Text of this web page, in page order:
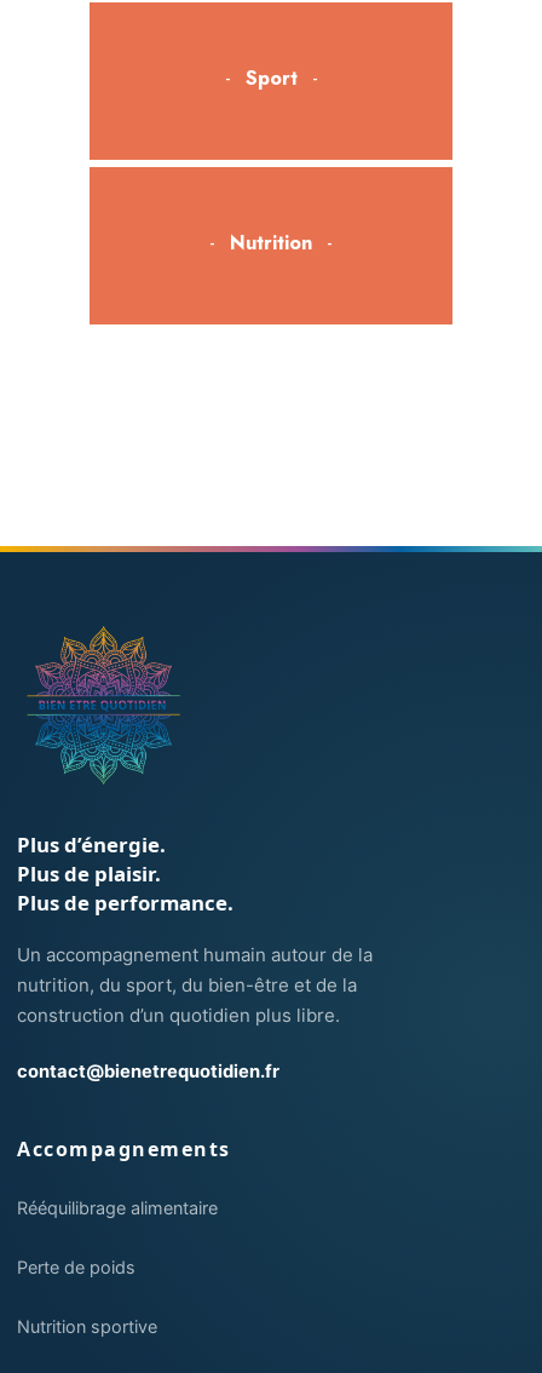
Sport
Nutrition
Plus d’énergie.
Plus de plaisir.
Plus de performance.
Un accompagnement humain autour de la
nutrition, du sport, du bien-être et de la
construction d’un quotidien plus libre.
contact@bienetrequotidien.fr
Accompagnements
Rééquilibrage alimentaire
Perte de poids
Nutrition sportive